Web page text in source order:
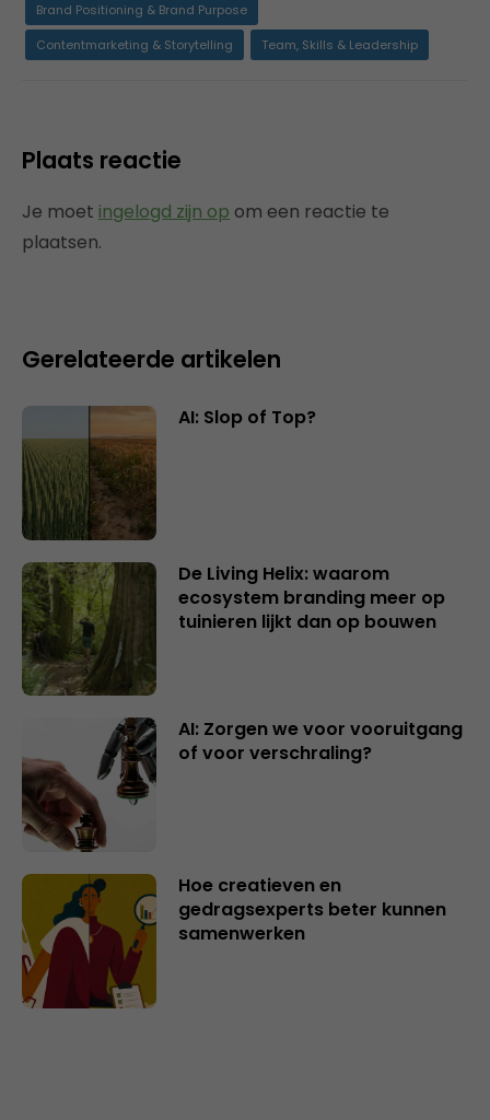
Brand Positioning & Brand Purpose
Contentmarketing & Storytelling
Team, Skills & Leadership
Plaats reactie
Je moet ingelogd zijn op om een reactie te
plaatsen.
Gerelateerde artikelen
AI: Slop of Top?
De Living Helix: waarom
ecosystem branding meer op
tuinieren lijkt dan op bouwen
AI: Zorgen we voor vooruitgang
of voor verschraling?
Hoe creatieven en
gedragsexperts beter kunnen
samenwerken